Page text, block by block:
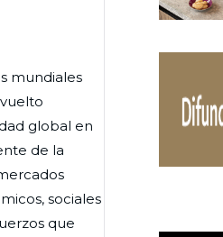
mundiales
global en
de la
sociales
que